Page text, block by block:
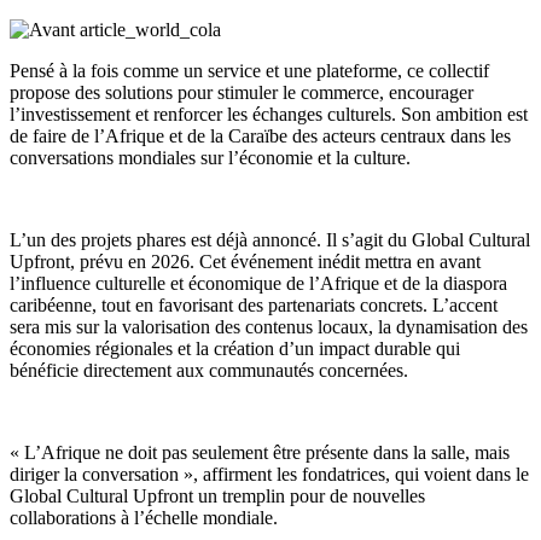
Pensé à la fois comme un service et une plateforme, ce collectif
propose des solutions pour stimuler le commerce, encourager
l’investissement et renforcer les échanges culturels. Son ambition est
de faire de l’Afrique et de la Caraïbe des acteurs centraux dans les
conversations mondiales sur l’économie et la culture.
L’un des projets phares est déjà annoncé. Il s’agit du Global Cultural
Upfront, prévu en 2026. Cet événement inédit mettra en avant
l’influence culturelle et économique de l’Afrique et de la diaspora
caribéenne, tout en favorisant des partenariats concrets. L’accent
sera mis sur la valorisation des contenus locaux, la dynamisation des
économies régionales et la création d’un impact durable qui
bénéficie directement aux communautés concernées.
« L’Afrique ne doit pas seulement être présente dans la salle, mais
diriger la conversation », affirment les fondatrices, qui voient dans le
Global Cultural Upfront un tremplin pour de nouvelles
collaborations à l’échelle mondiale.